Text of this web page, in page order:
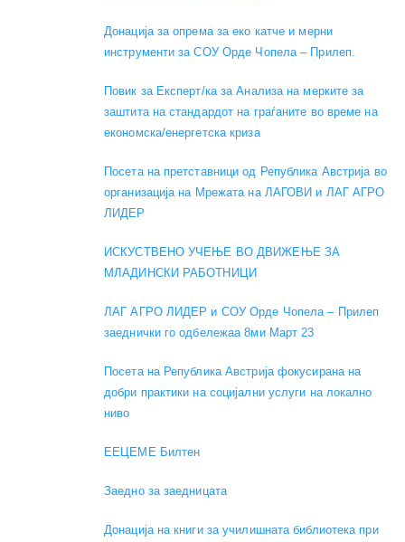
Донација за опрема за еко катче и мерни
инструменти за СОУ Орде Чопела – Прилеп.
Повик за Експерт/ка за Анализа на мерките за
заштита на стандардот на граѓаните во време на
економска/енергетска криза
Посета на претставници од Република Австрија во
организација на Мрежата на ЛАГОВИ и ЛАГ АГРО
ЛИДЕР
ИСКУСТВЕНО УЧЕЊЕ ВО ДВИЖЕЊЕ ЗА
МЛАДИНСКИ РАБОТНИЦИ
ЛАГ АГРО ЛИДЕР и СОУ Орде Чопела – Прилеп
заеднички го одбележаа 8ми Март 23
Посета на Република Австрија фокусирана на
добри практики на социјални услуги на локално
ниво
EEЦЕМЕ Билтен
Заедно за заедницата
Донација на книги за училишната библиотека при